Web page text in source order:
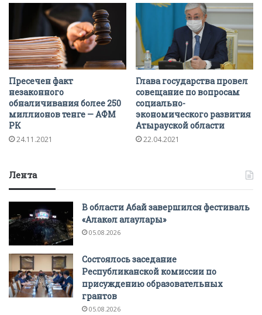
Пресечен факт
незаконного
обналичивания более 250
миллионов тенге — АФМ
РК
24.11.2021
Глава государства провел
совещание по вопросам
социально-
экономического развития
Атырауской области
22.04.2021
Лента
В области Абай завершился фестиваль
«Алакөл алаулары»
05.08.2026
Состоялось заседание
Республиканской комиссии по
присуждению образовательных
грантов
05.08.2026